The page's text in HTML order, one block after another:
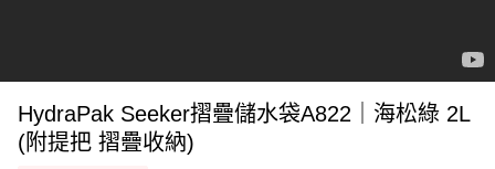
HydraPak Seeker摺疊儲水袋A822｜海松綠 2L
(附提把 摺疊收納)